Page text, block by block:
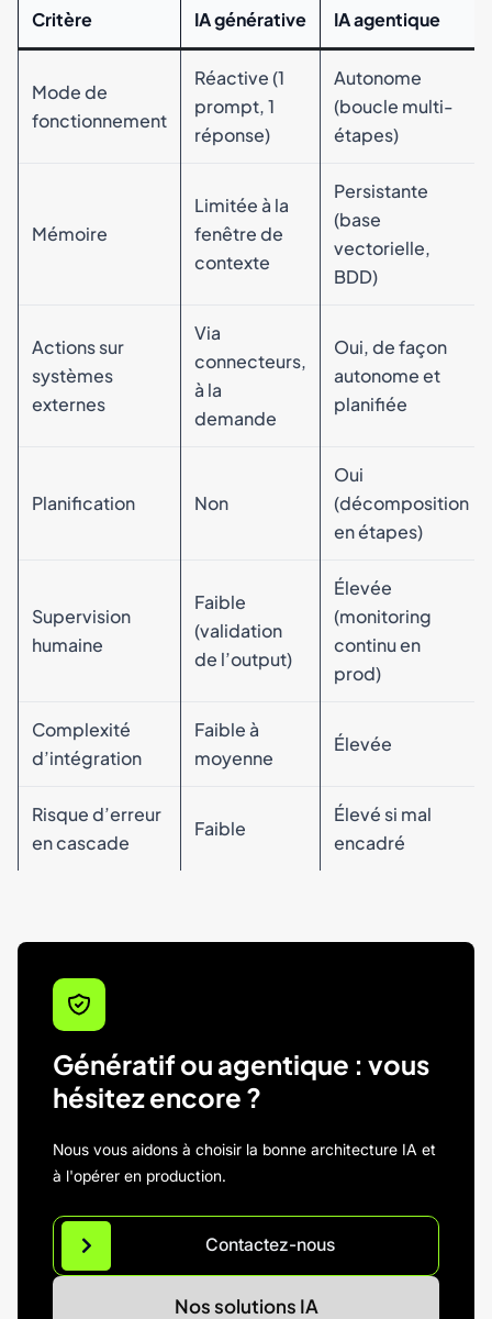
Critère IA générative IA agentique
Mode de
fonctionnement
Réactive (1
prompt, 1
réponse)
Autonome
(boucle multi-
étapes)
Mémoire
Limitée à la
fenêtre de
contexte
Persistante
(base
vectorielle,
BDD)
Actions sur
systèmes
externes
Via
connecteurs,
à la
demande
Oui, de façon
autonome et
planifiée
Planification Non
Oui
(décomposition
en étapes)
Supervision
humaine
Faible
(validation
de l’output)
Élevée
(monitoring
continu en
prod)
Complexité
d’intégration
Faible à
moyenne
Élevée
Risque d’erreur
en cascade
Faible
Élevé si mal
encadré
Génératif ou agentique : vous
hésitez encore ?
Nous vous aidons à choisir la bonne architecture IA et
à l'opérer en production.
Contactez-nous
Nos solutions IA